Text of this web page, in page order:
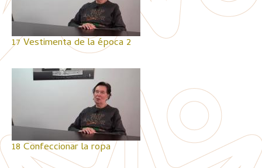
17 Vestimenta de la época 2
18 Confeccionar la ropa